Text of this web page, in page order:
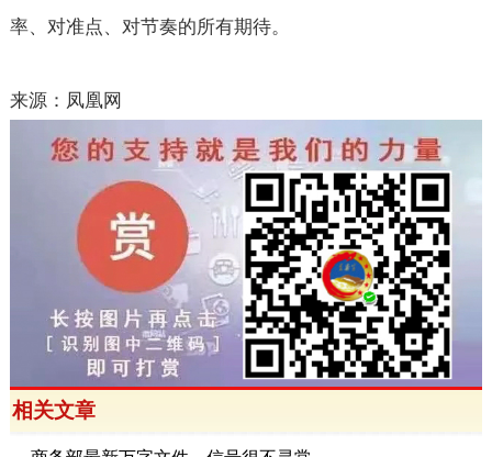
率、对准点、对节奏的所有期待。
来源：凤凰网
相关文章